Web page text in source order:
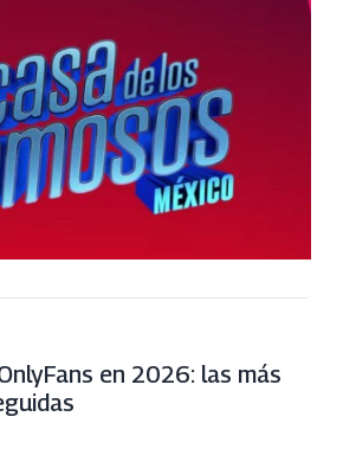
en 2026: las más